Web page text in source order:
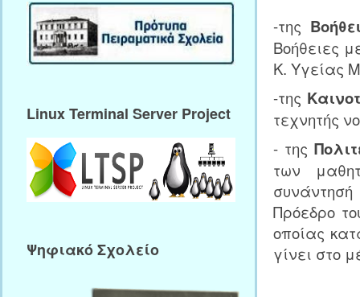
-της
Βοήθειες
Κ. Υγείας
-της
τεχνητής
- της
των
Πρόεδρο
οποίας
γίνει στο
Linux Terminal Server Project
Ψηφιακό Σχολείο